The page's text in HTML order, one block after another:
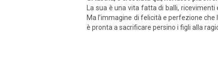
La sua è una vita fatta di balli,
Ma l’immagine di felicità e perfezione
è pronta a sacrificare persino i figli alla